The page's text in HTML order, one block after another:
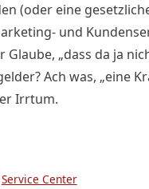
(oder eine
und
Glaube, „dass da ja
Ach was, „eine
Irrtum.
Service Center